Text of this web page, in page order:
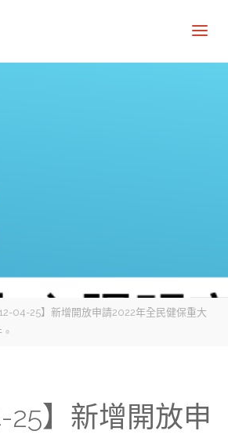
04-25】新增開放申請2022年全民健保重大
25】新增開放申